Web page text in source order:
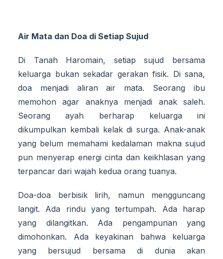
Air Mata dan Doa di Setiap Sujud
Di Tanah Haromain, setiap sujud bersama
keluarga bukan sekadar gerakan fisik. Di sana,
doa menjadi aliran air mata. Seorang ibu
memohon agar anaknya menjadi anak saleh.
Seorang ayah berharap keluarga ini
dikumpulkan kembali kelak di surga. Anak-anak
yang belum memahami kedalaman makna sujud
pun menyerap energi cinta dan keikhlasan yang
terpancar dari wajah kedua orang tuanya.
Doa-doa berbisik lirih, namun mengguncang
langit. Ada rindu yang tertumpah. Ada harap
yang dilangitkan. Ada pengampunan yang
dimohonkan. Ada keyakinan bahwa keluarga
yang bersujud bersama di dunia akan